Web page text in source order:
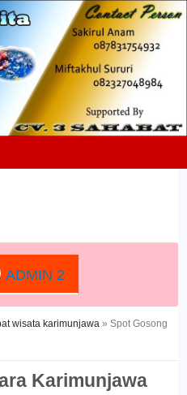
ADMIN 2
wisata karimunjawa »Spot Gosong
Karimunjawa